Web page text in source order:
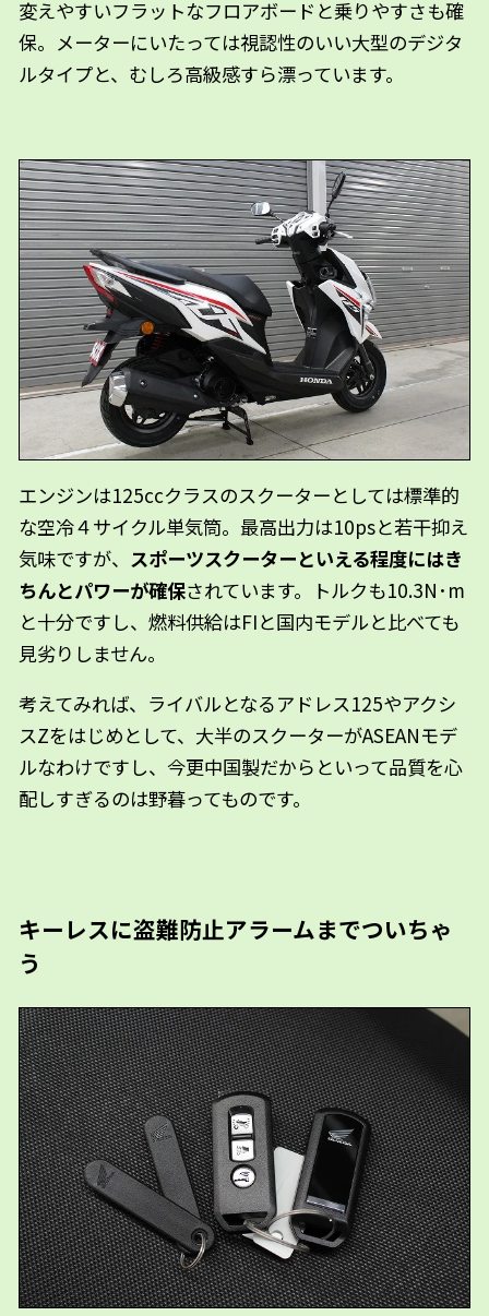
変えやすいフラットなフロアボードと乗りやすさも確
保。メーターにいたっては視認性のいい大型のデジタ
ルタイプと、むしろ高級感すら漂っています。
エンジンは125ccクラスのスクーターとしては標準的
な空冷４サイクル単気筒。最高出力は10psと若干抑え
気味ですが、 スポーツスクーターといえる程度にはき
ちんとパワーが確保されています。トルクも10.3N･m
と十分ですし、燃料供給はFIと国内モデルと比べても
見劣りしません。
考えてみれば、ライバルとなるアドレス125やアクシ
スZをはじめとして、大半のスクーターがASEANモデ
ルなわけですし、今更中国製だからといって品質を心
配しすぎるのは野暮ってものです。
キーレスに盗難防止アラームまでついちゃ
う